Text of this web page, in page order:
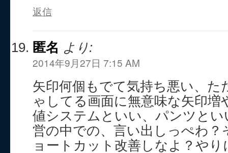
返信
匿名 より:
2014年9月27日 7:15 AM
矢印何個もでて気持ち悪い、
ゃしてる画面に無意味な矢印増
値システムといい、パンツと
営の中での、言い出しっぺわ
ョートカット改善しなよ？やり